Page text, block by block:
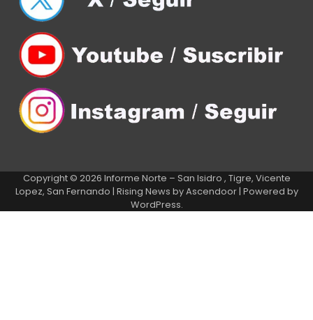
Copyright © 2026 Informe Norte – San Isidro , Tigre, Vicente
Lopez, San Fernando | Rising News byAscendoor| Powered by
WordPress.